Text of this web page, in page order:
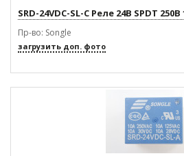
SRD-24VDC-SL-C Реле 24В SPDT
Пр-во: Songle
загрузить доп. фото